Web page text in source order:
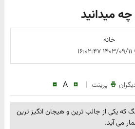
میدانید
خانه
پرینت |
A
که یکی از جالب ترین و هیجان انگیز ترین
می آید.